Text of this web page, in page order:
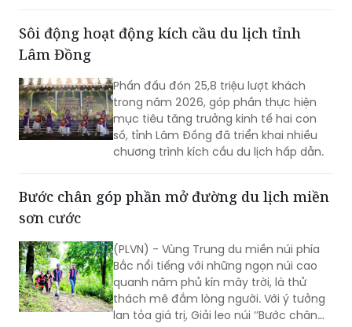
Sôi động hoạt động kích cầu du lịch tỉnh
Lâm Đồng
Phấn đấu đón 25,8 triệu lượt khách
trong năm 2026, góp phần thực hiện
mục tiêu tăng trưởng kinh tế hai con
số, tỉnh Lâm Đồng đã triển khai nhiều
chương trình kích cầu du lịch hấp dẫn.
Bước chân góp phần mở đường du lịch miền
sơn cước
(PLVN) - Vùng Trung du miền núi phía
Bắc nổi tiếng với những ngọn núi cao
quanh năm phủ kín mây trời, là thử
thách mê đắm lòng người. Với ý tưởng
lan tỏa giá trị, Giải leo núi ‘’Bước chân